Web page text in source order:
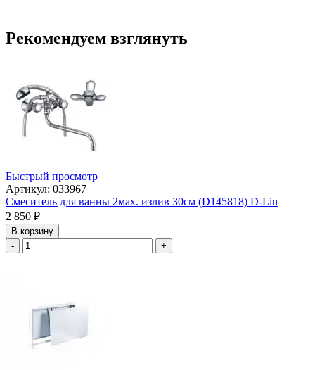
Рекомендуем взглянуть
Быстрый просмотр
Артикул: 033967
Смеситель для ванны 2мах. излив 30см (D145818) D-Lin
2 850 ₽
В корзину
-
+